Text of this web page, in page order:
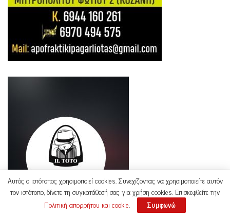
Αυτός ο ιστότοπος χρησιμοποιεί cookies. Συνεχίζοντας να χρησιμοποιείτε αυτόν
τον ιστότοπο, δίνετε τη συγκατάθεσή σας για χρήση cookies. Επισκεφθείτε την
Πολιτική απορρήτου και cookie. Συμφωνώ